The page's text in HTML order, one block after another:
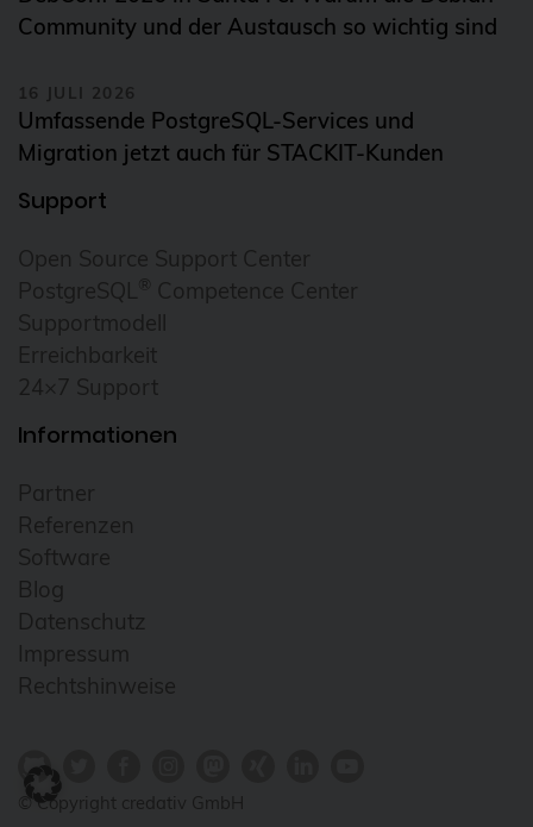
Community und der Austausch so wichtig sind
16 JULI 2026
Umfassende PostgreSQL-Services und
Migration jetzt auch für STACKIT-Kunden
Support
Open Source Support Center
PostgreSQL ® Competence Center
Supportmodell
Erreichbarkeit
24×7 Support
Informationen
Partner
Referenzen
Software
Blog
Datenschutz
Impressum
Rechtshinweise
© Copyright credativ GmbH